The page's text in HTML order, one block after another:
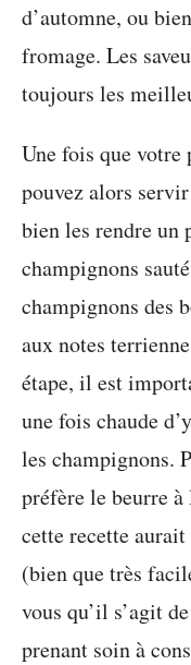
d’automne, ou
fromage. Les
toujours les
Une fois que votre
pouvez alors
bien les rendre un
champignons
champignons des
aux notes
étape, il est
une fois chaude
les champignons.
préfère le beurre
cette recette aurait
(bien que très
vous qu’il s’agit
prenant soin à